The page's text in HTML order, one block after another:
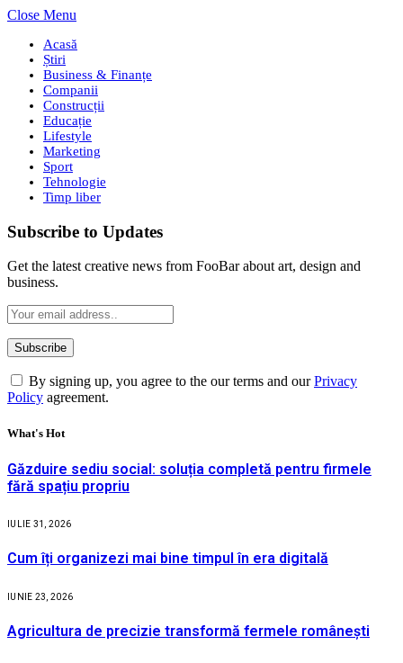
Close Menu
Acasă
Știri
Business & Finanțe
Companii
Construcții
Educație
Lifestyle
Marketing
Sport
Tehnologie
Timp liber
Subscribe to Updates
Get the latest creative news from FooBar about art, design and
business.
By signing up, you agree to the our terms and ourPrivacy
Policy agreement.
What's Hot
Găzduire sediu social: soluția completă pentru firmele
fără spațiu propriu
IULIE 31, 2026
Cum îți organizezi mai bine timpul în era digitală
IUNIE 23, 2026
Agricultura de precizie transformă fermele românești